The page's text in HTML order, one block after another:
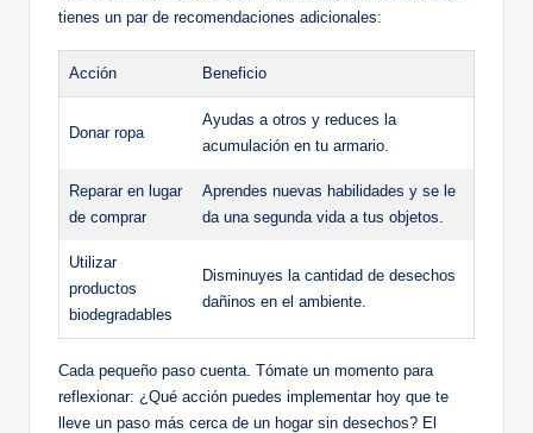
tienes un par de recomendaciones adicionales:
Acción Beneficio
Donar ropa
Ayudas a otros y reduces la
acumulación en tu armario.
Reparar en lugar
de comprar
Aprendes nuevas habilidades y se le
da una segunda vida a tus objetos.
Utilizar
productos
biodegradables
Disminuyes la cantidad de desechos
dañinos en el ambiente.
Cada pequeño paso cuenta. Tómate un momento para
reflexionar: ¿Qué acción puedes implementar hoy que te
lleve un paso más cerca de un hogar sin desechos? El